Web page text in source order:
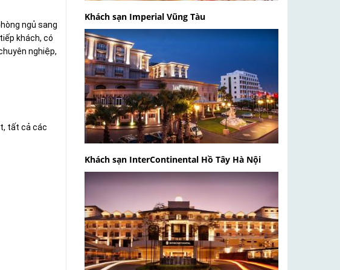
ngủ sang
khách, có
nghiệp,
tất cả các
Khách sạn Imperial Vũng Tàu
Khách sạn InterContinental Hồ Tây Hà Nội